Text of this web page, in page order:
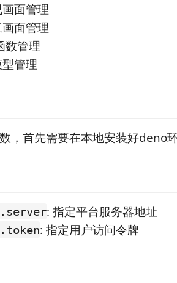
面管理
面管理
数管理
管理
，首先需要在本地安装好deno
: 指定平台服务器地址
: 指定用户访问令牌